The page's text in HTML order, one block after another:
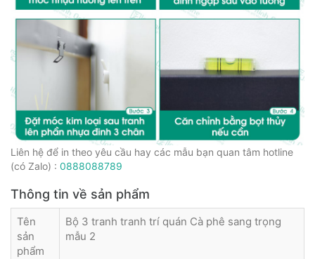
Liên hệ để in theo yêu cầu hay các mẫu bạn quan tâm hotline
(có Zalo) : 0888088789
Thông tin về sản phẩm
Tên
sản
phẩm
Bộ 3 tranh tranh trí quán Cà phê sang trọng
mẫu 2